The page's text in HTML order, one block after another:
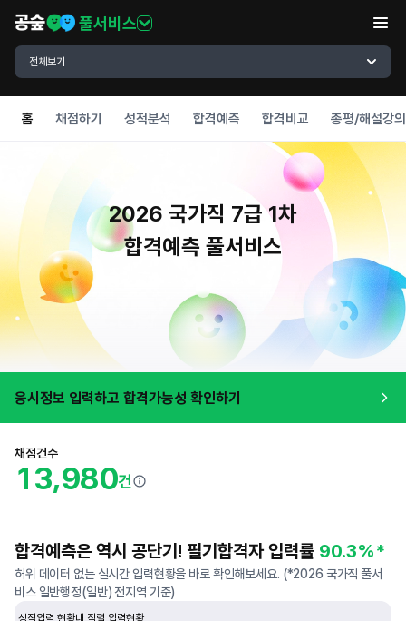
풀서비스
전체보기
홈 채점하기 성적분석 합격예측 합격비교 총평/해설강의
2026 국가직 7급 1차
합격예측 풀서비스
응시정보 입력하고 합격가능성 확인하기
채점건수
1 3,980건
합격예측은 역시 공단기! 필기합격자 입력률 90.3%*
허위 데이터 없는 실시간 입력현황을 바로 확인해보세요. (*2026 국가직 풀서
비스 일반행정(일반) 전지역 기준)